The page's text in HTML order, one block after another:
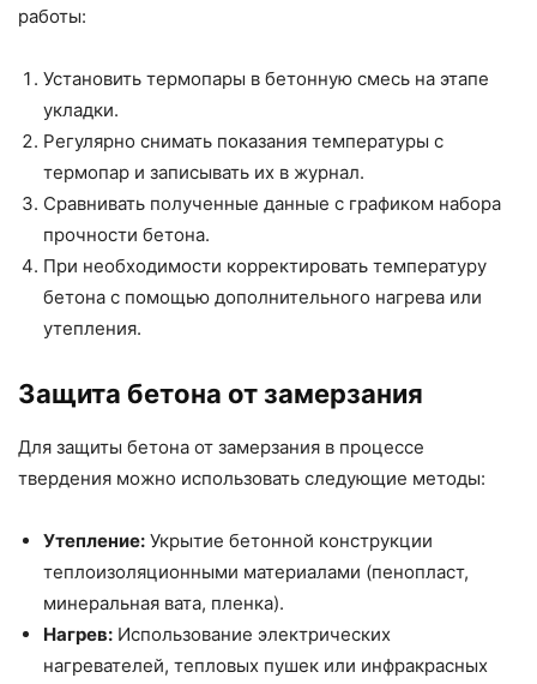
работы:
Установить термопары в бетонную смесь на этапе
укладки.
Регулярно снимать показания температуры с
термопар и записывать их в журнал.
Сравнивать полученные данные с графиком набора
прочности бетона.
При необходимости корректировать температуру
бетона с помощью дополнительного нагрева или
утепления.
Защита бетона от замерзания
Для защиты бетона от замерзания в процессе
твердения можно использовать следующие методы:
Утепление: Укрытие бетонной конструкции
теплоизоляционными материалами (пенопласт,
минеральная вата, пленка).
Нагрев: Использование электрических
нагревателей, тепловых пушек или инфракрасных